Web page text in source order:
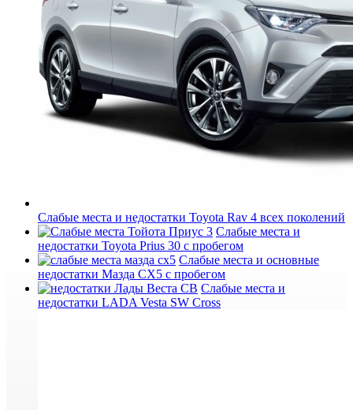
Слабые места и недостатки Toyota Rav 4 всех поколений
Слабые места и
недостатки Toyota Prius 30 с пробегом
Слабые места и основные
недостатки Мазда СХ5 с пробегом
Слабые места и
недостатки LADA Vesta SW Cross